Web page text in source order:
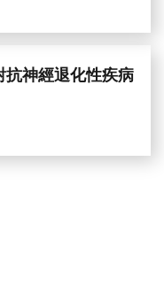
神經退化性疾病